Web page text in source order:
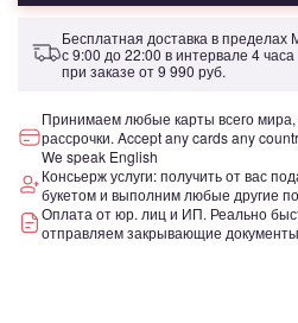
Бесплатная доставка в пределах
с 9:00 до 22:00 в интервале 4 часа
при заказе от9 990 руб.
Принимаем любые карты всего
рассрочки. Accept any cards any
We speak English
Консьерж услуги: получить от вас
букетом и выполним любые другие
Оплата от юр. лиц и ИП. Реально
отправляем закрывающие